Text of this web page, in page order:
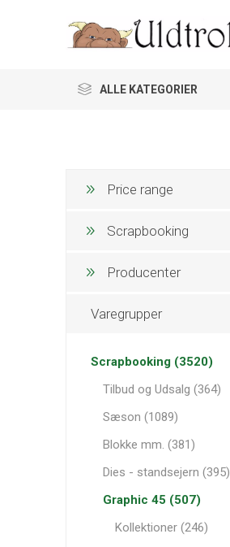
ALLE KATEGORIER
Price range
Scrapbooking
Producenter
Varegrupper
Scrapbooking (3520)
Tilbud og Udsalg (364)
Sæson (1089)
Blokke mm. (381)
Dies - standsejern (395)
Graphic 45 (507)
Kollektioner (246)